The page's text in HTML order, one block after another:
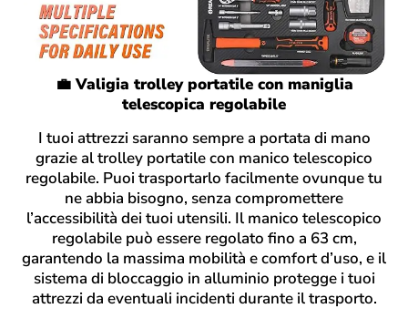
💼 Valigia trolley portatile con maniglia
telescopica regolabile
I tuoi attrezzi saranno sempre a portata di mano
grazie al trolley portatile con manico telescopico
regolabile. Puoi trasportarlo facilmente ovunque tu
ne abbia bisogno, senza compromettere
l’accessibilità dei tuoi utensili. Il manico telescopico
regolabile può essere regolato fino a 63 cm,
garantendo la massima mobilità e comfort d’uso, e il
sistema di bloccaggio in alluminio protegge i tuoi
attrezzi da eventuali incidenti durante il trasporto.